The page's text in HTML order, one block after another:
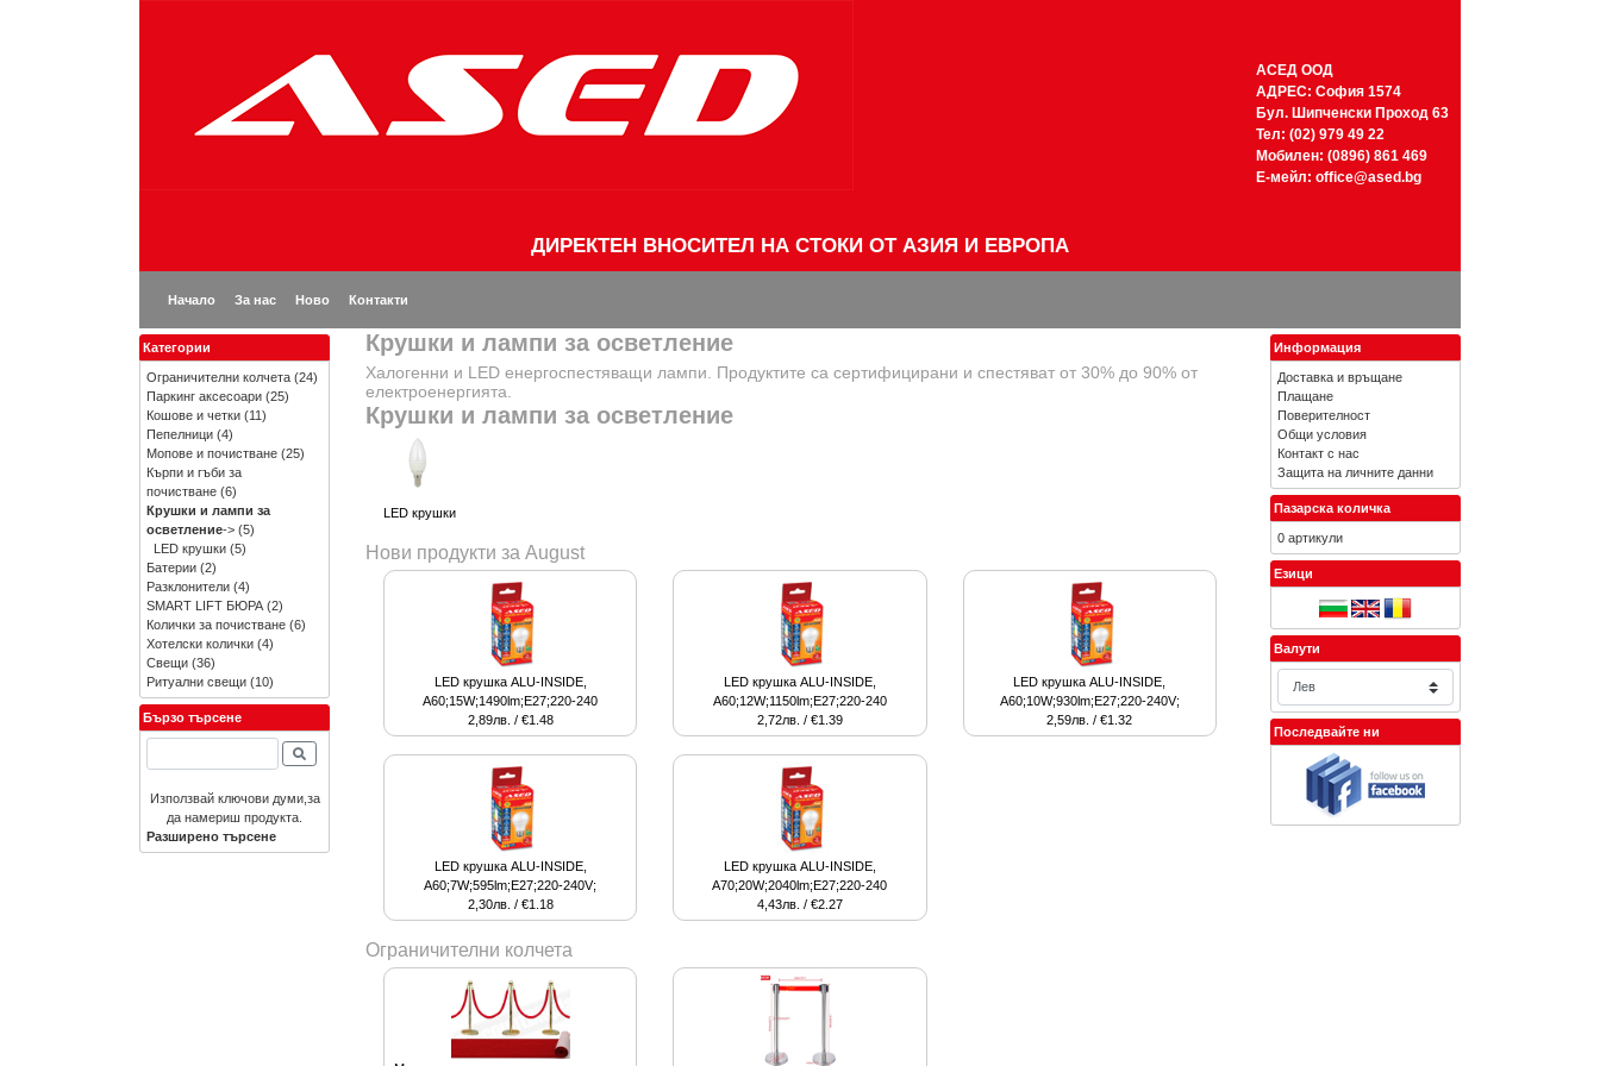
АСЕД ООД
АДРЕС: София 1574
Бул. Шипченски Проход 63
Тел: (02) 979 49 22
Мобилен: (0896) 861 469
Е-мейл: office@ased.bg
ДИРЕКТЕН ВНОСИТЕЛ НА СТОКИ ОТ АЗИЯ И ЕВРОПА
Начало За нас Ново Контакти
Крушки и лампи за осветление
Халогенни и LED енергоспестяващи лампи. Продуктите са сертифицирани и спестяват от 30% до 90% от
електроенергията.
Крушки и лампи за осветление
LED крушки
Нови продукти за August
LED крушка ALU-INSIDE,
A60;15W;1490lm;E27;220-240
2,89лв. / €1.48
LED крушка ALU-INSIDE,
A60;12W;1150lm;E27;220-240
2,72лв. / €1.39
LED крушка ALU-INSIDE,
A60;10W;930lm;E27;220-240V;
2,59лв. / €1.32
LED крушка ALU-INSIDE,
A60;7W;595lm;E27;220-240V;
2,30лв. / €1.18
LED крушка ALU-INSIDE,
A70;20W;2040lm;E27;220-240
4,43лв. / €2.27
Ограничителни колчета
Категории
Ограничителни колчета (24)
Паркинг аксесоари (25)
Кошове и четки (11)
Пепелници (4)
Мопове и почистване (25)
Кърпи и гъби за
почистване (6)
Крушки и лампи за
осветление-> (5)
LED крушки (5)
Батерии (2)
Разклонители (4)
SMART LIFT БЮРА (2)
Колички за почистване (6)
Хотелски колички (4)
Свещи (36)
Ритуални свещи (10)
Бързо търсене
Използвай ключови думи,за
да намериш продукта.
Разширено търсене
Информация
Доставка и връщане
Плащане
Поверителност
Общи условия
Контакт с нас
Защита на личните данни
Пазарска количка
0 артикули
Езици
Валути
Последвайте ни